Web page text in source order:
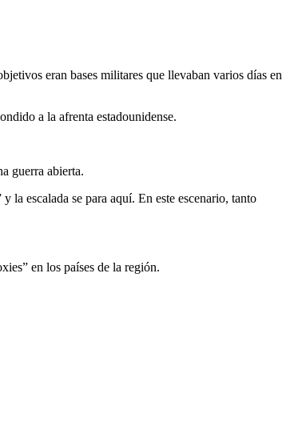
eran bases militares que llevaban varios días en
a la afrenta estadounidense.
guerra abierta.
la escalada se para aquí. En este escenario, tanto
en los países de la región.